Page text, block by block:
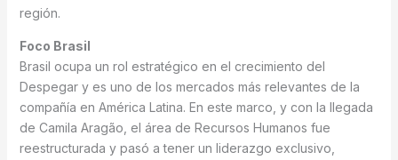
región.
Foco Brasil
Brasil ocupa un rol estratégico en el crecimiento del
Despegar y es uno de los mercados más relevantes de la
compañía en América Latina. En este marco, y con la llegada
de Camila Aragão, el área de Recursos Humanos fue
reestructurada y pasó a tener un liderazgo exclusivo,